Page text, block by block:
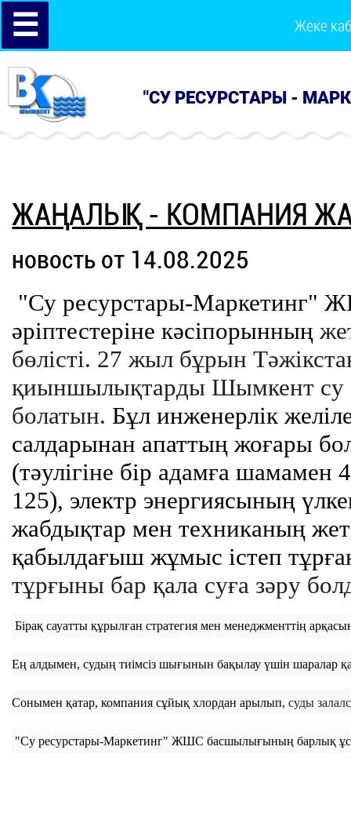
☰ Жеке
"СУ РЕСУРСТАРЫ -
ЖАҢАЛЫҚ - КОМПАНИЯ
новость от 14.08.2025
"Су ресурстары-Маркетинг"
әріптестеріне кәсіпорынның
бөлісті. 27 жыл бұрын
қиыншылықтарды Шымкент су
болатын. Бұл инженерлік
салдарынан апаттың жоғары
(тәулігіне бір адамға шамамен
125), электр энергиясының
жабдықтар мен техниканың
қабылдағыш жұмысістеп
тұрғыны бар қала суға зәру
Бірақ сауатты құрылған стратегия мен менеджменттің
Ең алдымен, судың тиімсіз шығынын бақылау үшін шаралар
Сонымен қатар, компания сұйық хлордан арылып, суды
"Су ресурстары-Маркетинг" ЖШС басшылығының барлық